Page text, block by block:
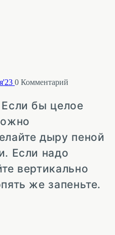
0 Комментарий
бы целое
дыру пеной
Если надо
вертикально
же запеньте.